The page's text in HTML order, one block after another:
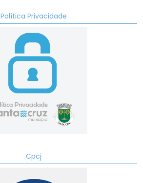
Política Privacidade
Cpcj